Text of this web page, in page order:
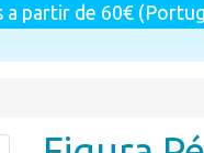
partir de 60€